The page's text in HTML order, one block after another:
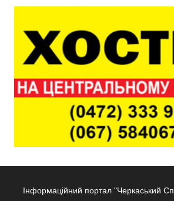
Інформаційний портал "Черкаський